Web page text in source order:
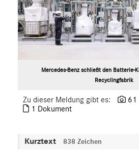
Mercedes-Benz schließt den Batterie-
Recyclingfabrik
Zu dieser Meldung gibt es:
61
1 Dokument
Kurztext 838 Zeichen